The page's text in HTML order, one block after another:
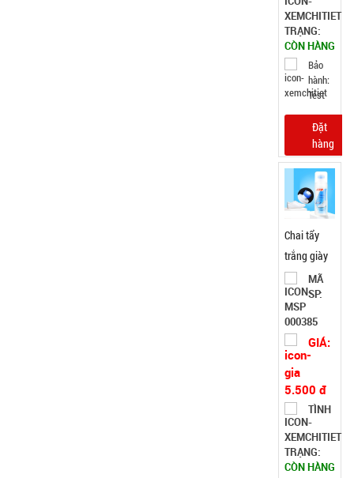
TRẠNG:
CÒN HÀNG
Bảo
hành:
Test
Đặt
hàng
Chai tẩy
trắng giày
Flac CÓ
BÀN CHẢI
MÃ
SP:
000385
GIÁ:
5.500 đ
TÌNH
TRẠNG:
CÒN HÀNG